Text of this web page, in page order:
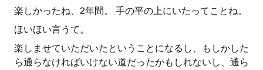
楽しかったね、2年間。 手の平の上にいたってことね。
ほいほい言うて。
楽しませていただいたということになるし、もしかした
ら通らなければいけない道だったかもしれないし、通ら